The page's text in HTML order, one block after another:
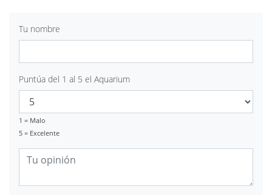
Tu nombre
Puntúa del 1 al 5 el Aquarium
1 = Malo
5 = Excelente